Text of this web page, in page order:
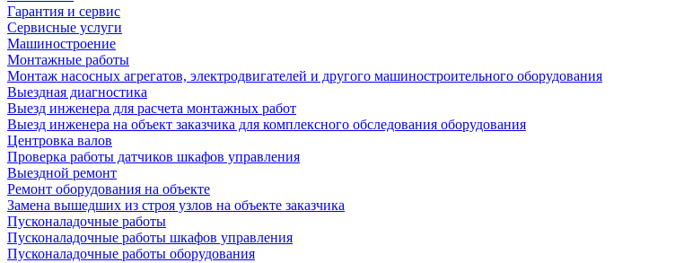
Гарантия и сервис
Сервисные услуги
Машиностроение
Монтажные работы
Монтаж насосных агрегатов, электродвигателей и другого машиностроительного оборудования
Выездная диагностика
Выезд инженера для расчета монтажных работ
Выезд инженера на объект заказчика для комплексного обследования оборудования
Центровка валов
Проверка работы датчиков шкафов управления
Выездной ремонт
Ремонт оборудования на объекте
Замена вышедших из строя узлов на объекте заказчика
Пусконаладочные работы
Пусконаладочные работы шкафов управления
Пусконаладочные работы оборудования